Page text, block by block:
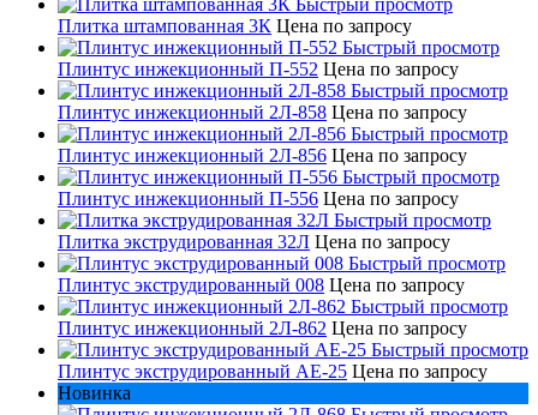
Быстрый просмотр
Плитка штампованная 3К Цена по запросу
Быстрый просмотр
Плинтус инжекционный П-552 Цена по запросу
Быстрый просмотр
Плинтус инжекционный 2Л-858 Цена по запросу
Быстрый просмотр
Плинтус инжекционный 2Л-856 Цена по запросу
Быстрый просмотр
Плинтус инжекционный П-556 Цена по запросу
Быстрый просмотр
Плитка экструдированная 32Л Цена по запросу
Быстрый просмотр
Плинтус экструдированный 008 Цена по запросу
Быстрый просмотр
Плинтус инжекционный 2Л-862 Цена по запросу
Быстрый просмотр
Плинтус экструдированный AE-25 Цена по запросу
Новинка